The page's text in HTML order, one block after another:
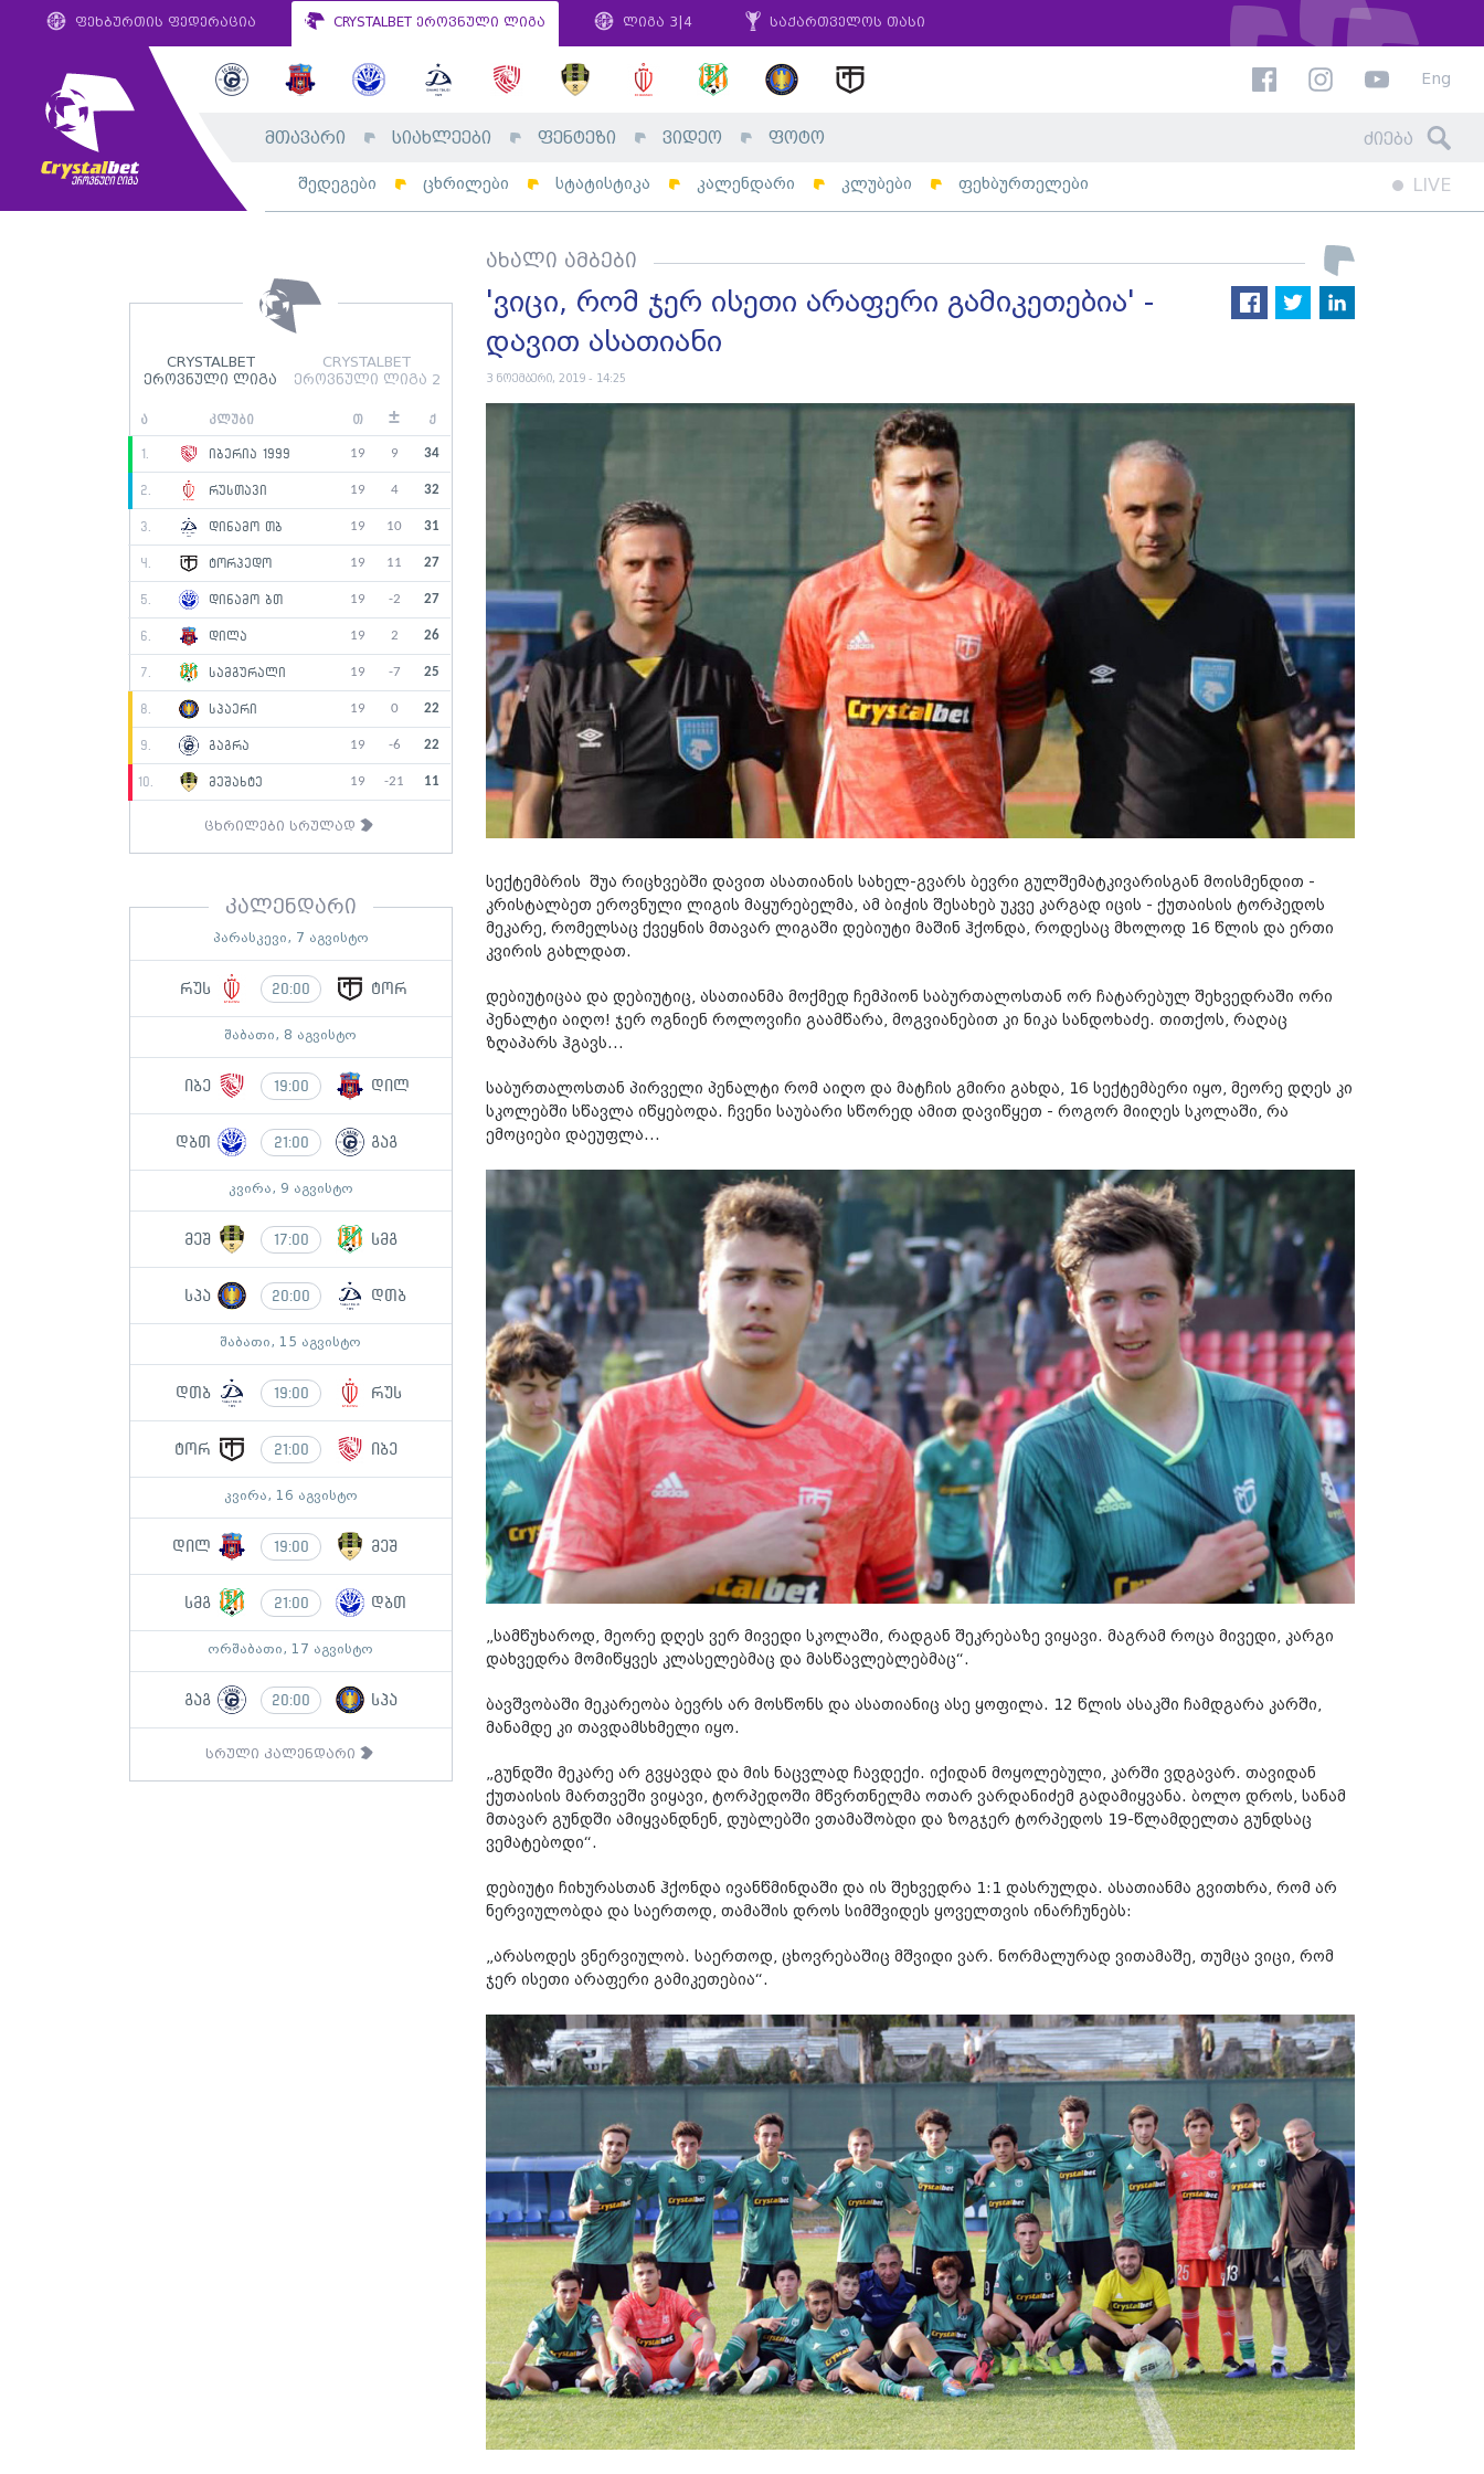
ფეხბურთის ფედერაცია CRYSTALBET ეროვნული ლიგა ლიგა 3|4 საქართველოს თასი
Eng
მთავარი სიახლეები ფენტეზი ვიდეო ფოტო
შედეგები ცხრილები სტატისტიკა კალენდარი კლუბები ფეხბურთელები LIVE
CRYSTALBET
ეროვნული ლიგა
CRYSTALBET
ეროვნული ლიგა 2
ა კლუბი თ ± ქ
1. იბერია 1999 19 9 34
2. რუსთავი 19 4 32
3. დინამო თბ 19 10 31
4. ტორპედო 19 11 27
5. დინამო ბთ 19 -2 27
6. დილა 19 2 26
7. სამგურალი 19 -7 25
8. სპაერი 19 0 22
9. გაგრა 19 -6 22
10. მეშახტე 19 -21 11
ცხრილები სრულად
კალენდარი
პარასკევი, 7 აგვისტო
რუს 20:00 ტორ
შაბათი, 8 აგვისტო
იბე 19:00 დილ
დბთ 21:00 გაგ
კვირა, 9 აგვისტო
მეშ 17:00 სმგ
სპა 20:00 დთბ
შაბათი, 15 აგვისტო
დთბ 19:00 რუს
ტორ 21:00 იბე
კვირა, 16 აგვისტო
დილ 19:00 მეშ
სმგ 21:00 დბთ
ორშაბათი, 17 აგვისტო
გაგ 20:00 სპა
სრული კალენდარი
ახალი ამბები
'ვიცი, რომ ჯერ ისეთი არაფერი გამიკეთებია' -
დავით ასათიანი
3 ნოემბერი, 2019 - 14:25
სექტემბრის შუა რიცხვებში დავით ასათიანის სახელ-გვარს ბევრი გულშემატკივარისგან მოისმენდით -
კრისტალბეთ ეროვნული ლიგის მაყურებელმა, ამ ბიჭის შესახებ უკვე კარგად იცის - ქუთაისის ტორპედოს
მეკარე, რომელსაც ქვეყნის მთავარ ლიგაში დებიუტი მაშინ ჰქონდა, როდესაც მხოლოდ 16 წლის და ერთი
კვირის გახლდათ.
დებიუტიცაა და დებიუტიც, ასათიანმა მოქმედ ჩემპიონ საბურთალოსთან ორ ჩატარებულ შეხვედრაში ორი
პენალტი აიღო! ჯერ ოგნიენ როლოვიჩი გაამწარა, მოგვიანებით კი ნიკა სანდოხაძე. თითქოს, რაღაც
ზღაპარს ჰგავს...
საბურთალოსთან პირველი პენალტი რომ აიღო და მატჩის გმირი გახდა, 16 სექტემბერი იყო, მეორე დღეს კი
სკოლებში სწავლა იწყებოდა. ჩვენი საუბარი სწორედ ამით დავიწყეთ - როგორ მიიღეს სკოლაში, რა
ემოციები დაეუფლა...
„სამწუხაროდ, მეორე დღეს ვერ მივედი სკოლაში, რადგან შეკრებაზე ვიყავი. მაგრამ როცა მივედი, კარგი
დახვედრა მომიწყვეს კლასელებმაც და მასწავლებლებმაც“.
ბავშვობაში მეკარეობა ბევრს არ მოსწონს და ასათიანიც ასე ყოფილა. 12 წლის ასაკში ჩამდგარა კარში,
მანამდე კი თავდამსხმელი იყო.
„გუნდში მეკარე არ გვყავდა და მის ნაცვლად ჩავდექი. იქიდან მოყოლებული, კარში ვდგავარ. თავიდან
ქუთაისის მართვეში ვიყავი, ტორპედოში მწვრთნელმა ოთარ ვარდანიძემ გადამიყვანა. ბოლო დროს, სანამ
მთავარ გუნდში ამიყვანდნენ, დუბლებში ვთამაშობდი და ზოგჯერ ტორპედოს 19-წლამდელთა გუნდსაც
ვემატებოდი“.
დებიუტი ჩიხურასთან ჰქონდა ივანწმინდაში და ის შეხვედრა 1:1 დასრულდა. ასათიანმა გვითხრა, რომ არ
ნერვიულობდა და საერთოდ, თამაშის დროს სიმშვიდეს ყოველთვის ინარჩუნებს:
„არასოდეს ვნერვიულობ. საერთოდ, ცხოვრებაშიც მშვიდი ვარ. ნორმალურად ვითამაშე, თუმცა ვიცი, რომ
ჯერ ისეთი არაფერი გამიკეთებია“.